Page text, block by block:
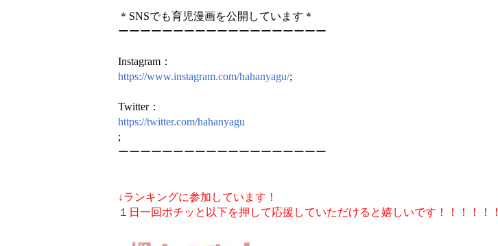
＊SNSでも育児漫画を公開しています＊
ーーーーーーーーーーーーーーーーーーー
Instagram：
https://www.instagram.com/hahanyagu/;
Twitter：
https://twitter.com/hahanyagu
;
ーーーーーーーーーーーーーーーーーーー
↓ランキングに参加しています！
１日一回ポチッと以下を押して応援していただけると嬉しいです！！！！！！